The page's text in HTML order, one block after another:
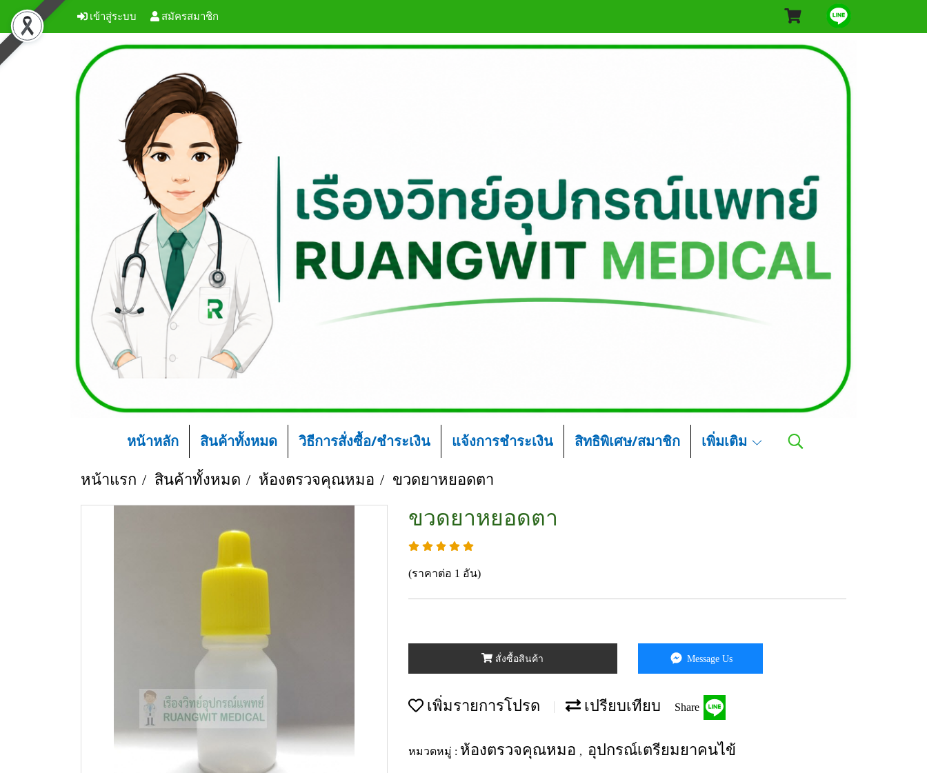
เข้าสู่ระบบ สมัครสมาชิก
หน้าหลัก สินค้าทั้งหมด วิธีการสั่งซื้อ/ชำระเงิน แจ้งการชำระเงิน สิทธิพิเศษ/สมาชิก เพิ่มเติม
หน้าแรก สินค้าทั้งหมด ห้องตรวจคุณหมอ ขวดยาหยอดตา
ขวดยาหยอดตา
(ราคาต่อ 1 อัน)
สั่งซื้อสินค้า Message Us
เพิ่มรายการโปรด เปรียบเทียบ Share
หมวดหมู่ : ห้องตรวจคุณหมอ , อุปกรณ์เตรียมยาคนไข้